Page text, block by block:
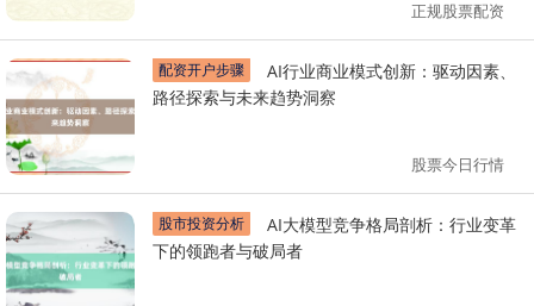
正规股票配资
配资开户步骤
路径探索与未来趋势洞察
股票今日行情
股市投资分析
下的领跑者与破局者